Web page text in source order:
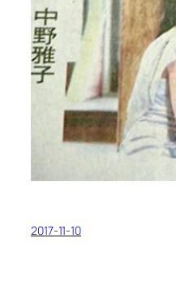
2017-11-10